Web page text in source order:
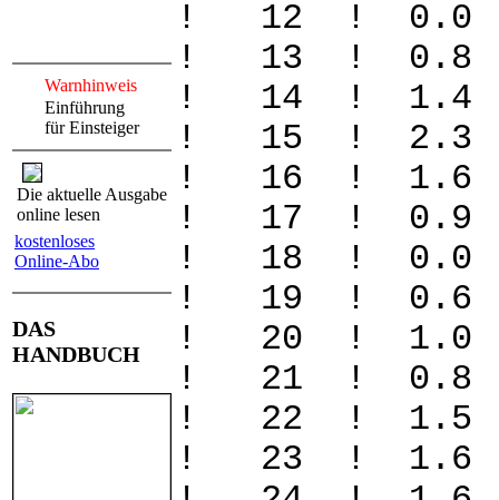
Warnhinweis
Einführung
für Einsteiger
Die aktuelle Ausgabe
online lesen
kostenloses
Online-Abo
DAS
HANDBUCH
! 12 !
! 13 !
! 14 ! 1.4
! 15 !
! 16 !
! 17 !
! 18 !
! 19 ! 0.6
! 20 ! 1.0
! 21 ! 0.8
! 22 ! 1.5
! 23 ! 1.6